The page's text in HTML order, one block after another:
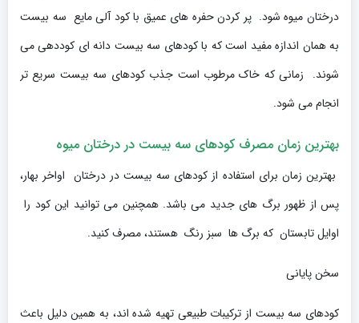
درختان میوه شود. پر کردن حفره های عمیق با کود آلی مایع سه بیست
به همان اندازه مفید است که با کودهای سه بیست دانه ای کوددهی می
شوند. زمانی که خاک مرطوب است جذب کودهای سه بیست سریع تر
انجام می شود.
بهترین زمان مصرف کودهای سه بیست در درختان میوه
بهترین زمان برای استفاده از کودهای سه بیست در درختان اواخر بهار،
پس از ظهور برگ های جدید می باشد. همچنین می توانید این کود را
اوایل تابستان که برگ ها سبز رنگ هستند، مصرف کنید.
سخن پایانی
کودهای سه بیست از ترکیبات طبیعی تهیه شده اند، به همین دلیل باعث